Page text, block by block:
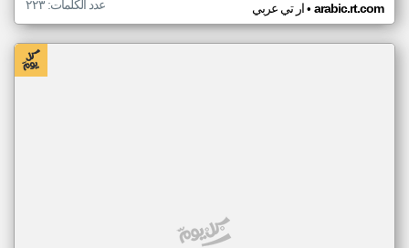
ار تي عربي• arabic.rt.com عدد الكلمات: ٢٢٣